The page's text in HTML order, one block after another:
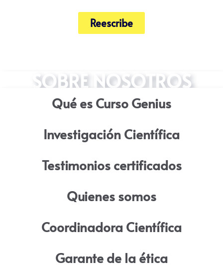
Reescribe
SOBRE NOSOTROS
Qué es Curso Genius
Investigación Científica
Testimonios certificados
Quienes somos
Coordinadora Científica
Garante de la ética